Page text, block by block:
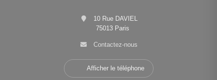
10 Rue DAVIEL
75013 Paris
Contactez-nous
Afficher le téléphone